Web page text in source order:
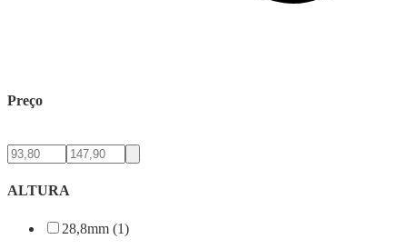
Preço
ALTURA
28,8mm (1)